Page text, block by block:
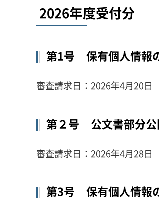
2026年度受付分
第1号 保有個人情報
審査請求日：2026年4月20日
第２号 公文書部分公
審査請求日：2026年4月28日
第3号 保有個人情報